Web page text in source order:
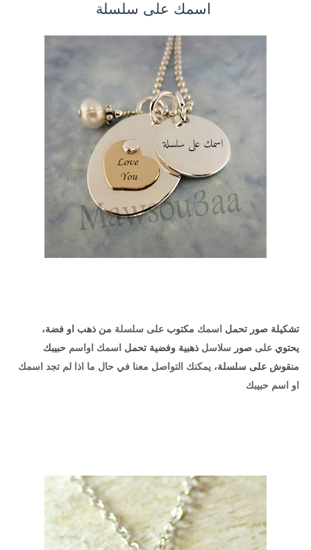
اسمك على سلسلة
تشكيلة صور تحمل اسمك مكتوب على سلسلة من ذهب او فضة،
يحتوي على صور سلاسل ذهبية وفضية تحمل اسمك اواسم حبيبك
منقوش على سلسلة، يمكنك التواصل معنا في حال ما اذا لم تجد اسمك
او اسم حبيبك